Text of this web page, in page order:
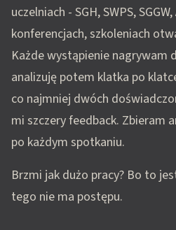
uczelniach - SGH, SWPS,
konferencjach, szkoleniach
Każde wystąpienie nagrywam
analizuję potem klatka po
co najmniej dwóch
mi szczery feedback. Zbieram
po każdym spotkaniu.
Brzmi jak dużo pracy? Bo to
tego nie ma postępu.